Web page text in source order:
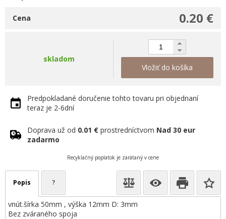
0.20 €
Cena
skladom
Vložiť do košíka
Predpokladané doručenie tohto tovaru pri objednaní
teraz je 2-6dní
Doprava už od 0.01 € prostredníctvom Nad 30 eur
zadarmo
Recyklačný poplatok je zarátaný v cene
Popis ?
vnút.šírka 50mm , výška 12mm D: 3mm
Bez zváraného spoja